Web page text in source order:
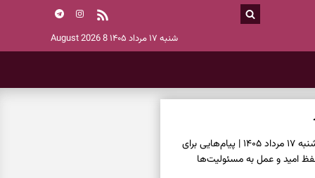
شنبه ۱۷ مرداد ۱۴۰۵ 8 August 2026
فال انبیا امروز شنبه ۱۷ مرداد ۱۴۰۵ | پیام‌هایی برای
امید و عمل به مسئولیت‌ها